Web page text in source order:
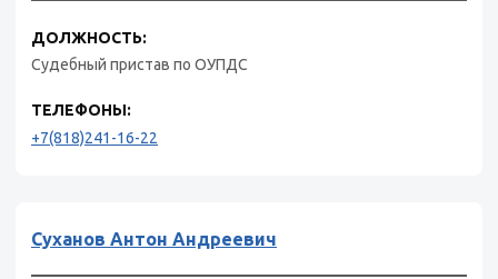
ДОЛЖНОСТЬ:
Судебный пристав по ОУПДС
ТЕЛЕФОНЫ:
+7(818)241-16-22
Суханов Антон Андреевич